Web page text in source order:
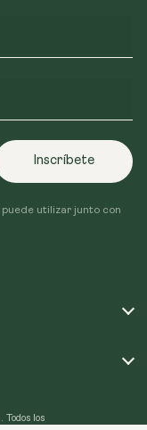
Inscríbete
utilizar junto con
Todos los